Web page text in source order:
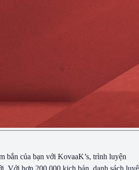
bắn của bạn với KovaaK’s, trình luyện
Với hơn 200.000 kịch bản, danh sách